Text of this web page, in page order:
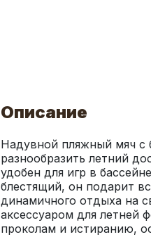
Описание
Надувной пляжный мяч
разнообразить летний
удобен для игр в
блестящий, он подарит
динамичного отдыха на
аксессуаром для летней
проколам и истиранию,